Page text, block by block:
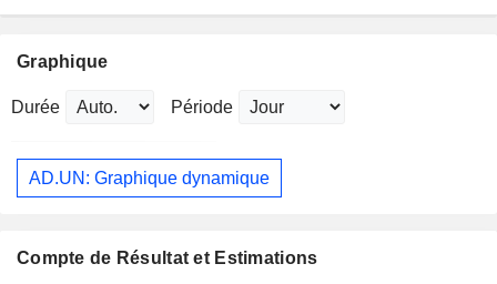
Graphique
Durée Période
AD.UN: Graphique dynamique
Compte de Résultat et Estimations